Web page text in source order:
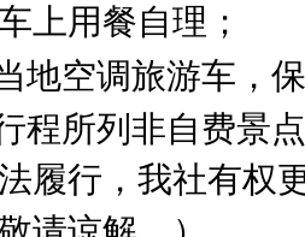
上用餐自理；
地空调旅游车，
程所列非自费景
履行，我社有权